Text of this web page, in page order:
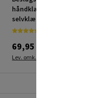
håndklædekrog krom
selvklæbende enkel
69,95 kr.
Lev. omk. tillægges